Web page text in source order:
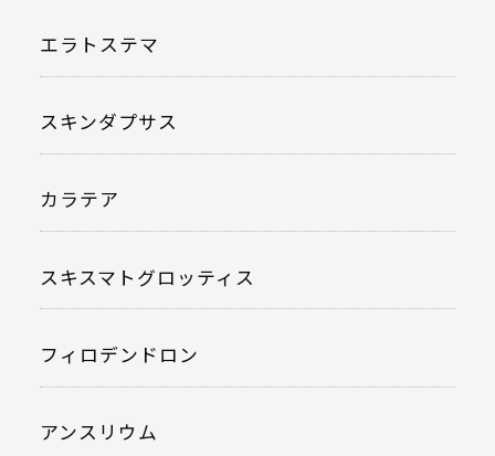
エラトステマ
スキンダプサス
カラテア
スキスマトグロッティス
フィロデンドロン
アンスリウム